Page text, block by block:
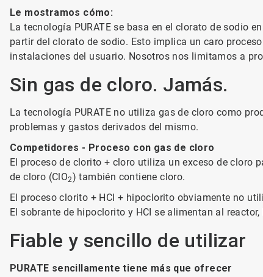
Le mostramos cómo:
La tecnología PURATE se basa en el clorato de sodio
partir del clorato de sodio. Esto implica un caro
instalaciones del usuario. Nosotros nos limitamos a
Sin gas de cloro. Jamás.
La tecnología PURATE no utiliza gas de cloro como
problemas y gastos derivados del mismo.
Competidores - Proceso con gas de cloro
El proceso de clorito + cloro utiliza un exceso de cloro
de cloro (ClO2) también contiene cloro.
El proceso clorito + HCI + hipoclorito obviamente no
El sobrante de hipoclorito y HCI se alimentan al
Fiable y sencillo de utilizar
PURATE sencillamente tiene más que ofrecer